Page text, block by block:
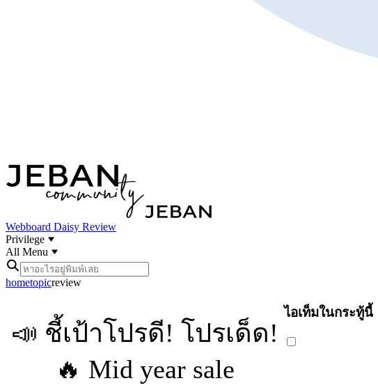
Webboard Daisy Review
Privilege
All Menu
hometopicreview
📣 ชี้เป้าโปรดี! โปรเด็ด!
🔥 Mid year sale
ไอเท็มในกระทู้นี้